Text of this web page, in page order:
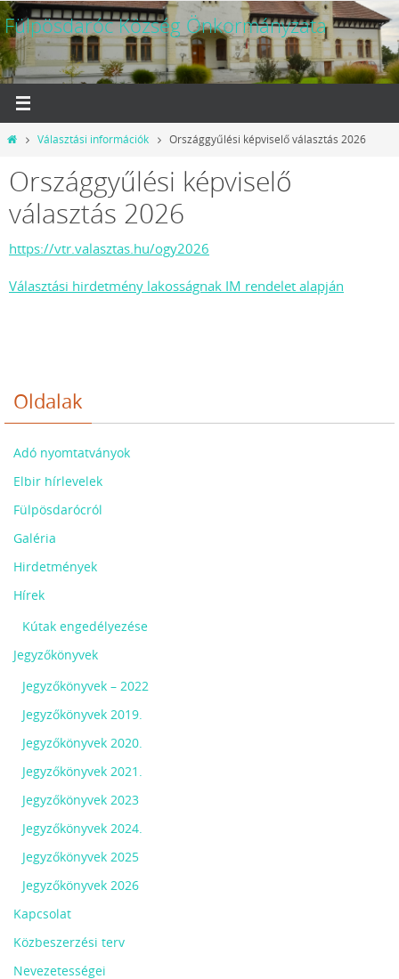
Megszakítás
Fülpösdaróc Község Önkormányzata
OtthonVálasztási információk Országgyűlési képviselő választás 2026
Országgyűlési képviselő
választás 2026
https://vtr.valasztas.hu/ogy2026
Választási hirdetmény lakosságnak IM rendelet alapján
Oldalak
Adó nyomtatványok
Elbir hírlevelek
Fülpösdarócról
Galéria
Hirdetmények
Hírek
Kútak engedélyezése
Jegyzőkönyvek
Jegyzőkönyvek – 2022
Jegyzőkönyvek 2019.
Jegyzőkönyvek 2020.
Jegyzőkönyvek 2021.
Jegyzőkönyvek 2023
Jegyzőkönyvek 2024.
Jegyzőkönyvek 2025
Jegyzőkönyvek 2026
Kapcsolat
Közbeszerzési terv
Nevezetességei